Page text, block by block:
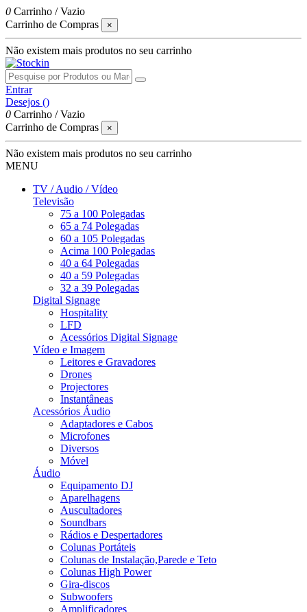
0 Carrinho /Vazio
Carrinho de Compras
×
Não existem mais produtos no seu carrinho
Entrar
Desejos ()
0 Carrinho /Vazio
Carrinho de Compras
×
Não existem mais produtos no seu carrinho
MENU
TV / Audio / Vídeo
Televisão
75 a 100 Polegadas
65 a 74 Polegadas
60 a 105 Polegadas
Acima 100 Polegadas
40 a 64 Polegadas
40 a 59 Polegadas
32 a 39 Polegadas
Digital Signage
Hospitality
LFD
Acessórios Digital Signage
Vídeo e Imagem
Leitores e Gravadores
Drones
Projectores
Instantâneas
Acessórios Áudio
Adaptadores e Cabos
Microfones
Diversos
Móvel
Áudio
Equipamento DJ
Aparelhagens
Auscultadores
Soundbars
Rádios e Despertadores
Colunas Portáteis
Colunas de Instalação,Parede e Teto
Colunas High Power
Gira-discos
Subwoofers
Amplificadores